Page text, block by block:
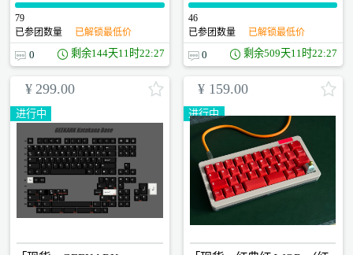
PBT多彩色热升华键帽 升级
显微镜QC歪字检查
79
已参团数量
已解锁最低价
0 剩余144天11时22:26
字体两款
46
已参团数量
已解锁最低价
0 剩余509天11时22:26
¥ 299.00
进行中
¥ 159.00
进行中